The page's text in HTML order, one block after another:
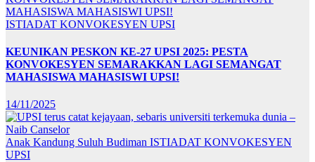
ISTIADAT KONVOKESYEN UPSI
KEUNIKAN PESKON KE-27 UPSI 2025: PESTA
KONVOKESYEN SEMARAKKAN LAGI SEMANGAT
MAHASISWA MAHASISWI UPSI!
14/11/2025
Anak Kandung Suluh Budiman ISTIADAT KONVOKESYEN
UPSI